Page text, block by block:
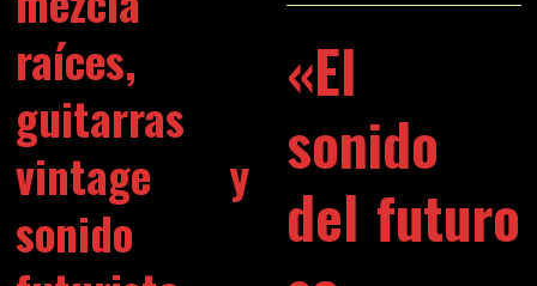
raíces,
guitarras
vintage y
sonido
«El
sonido
del futuro